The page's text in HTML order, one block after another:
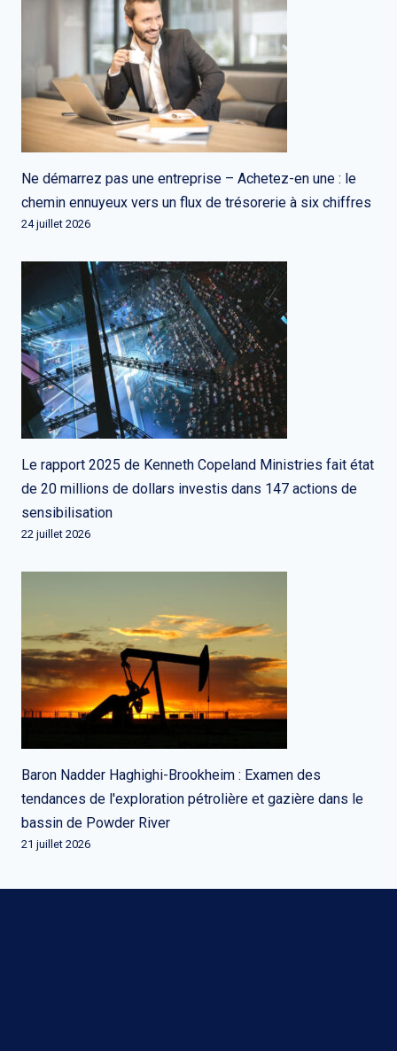
Ne démarrez pas une entreprise – Achetez-en une : le
chemin ennuyeux vers un flux de trésorerie à six chiffres
24 juillet 2026
Le rapport 2025 de Kenneth Copeland Ministries fait état
de 20 millions de dollars investis dans 147 actions de
sensibilisation
22 juillet 2026
Baron Nadder Haghighi-Brookheim : Examen des
tendances de l'exploration pétrolière et gazière dans le
bassin de Powder River
21 juillet 2026